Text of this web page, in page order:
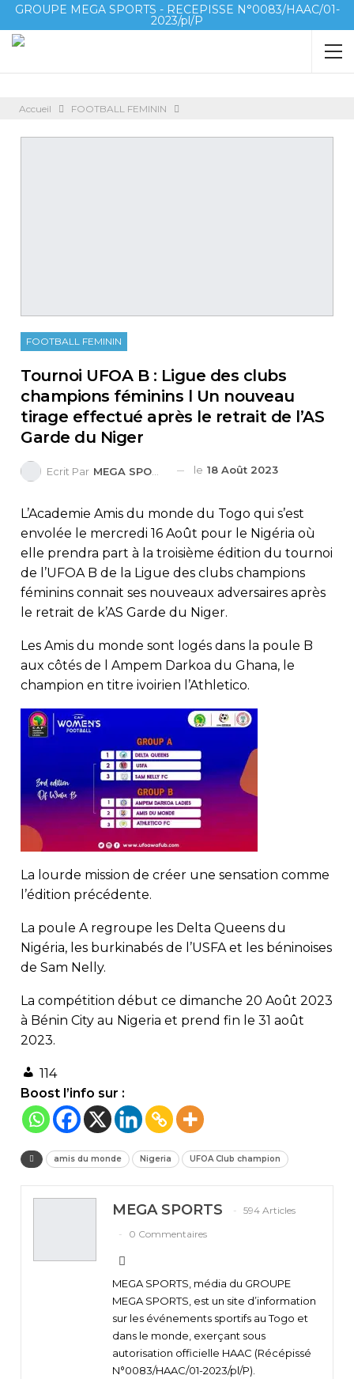
GROUPE MEGA SPORTS - RECEPISSE N°0083/HAAC/01-
2023/pl/P
Accueil FOOTBALL FEMININ
FOOTBALL FEMININ
Tournoi UFOA B : Ligue des clubs
champions féminins l Un nouveau
tirage effectué après le retrait de l’AS
Garde du Niger
Ecrit Par MEGA SPORTS le 18 Août 2023
L’Academie Amis du monde du Togo qui s’est
envolée le mercredi 16 Août pour le Nigéria où
elle prendra part à la troisième édition du tournoi
de l’UFOA B de la Ligue des clubs champions
féminins connait ses nouveaux adversaires après
le retrait de k’AS Garde du Niger.
Les Amis du monde sont logés dans la poule B
aux côtés de l Ampem Darkoa du Ghana, le
champion en titre ivoirien l’Athletico.
La lourde mission de créer une sensation comme
l’édition précédente.
La poule A regroupe les Delta Queens du
Nigéria, les burkinabés de l’USFA et les béninoises
de Sam Nelly.
La compétition début ce dimanche 20 Août 2023
à Bénin City au Nigeria et prend fin le 31 août
2023.
114
Boost l’info sur :
amis du monde Nigeria UFOA Club champion
MEGA SPORTS
594 Articles
0 Commentaires
MEGA SPORTS, média du GROUPE
MEGA SPORTS, est un site d’information
sur les événements sportifs au Togo et
dans le monde, exerçant sous
autorisation officielle HAAC (Récépissé
N°0083/HAAC/01-2023/pl/P).